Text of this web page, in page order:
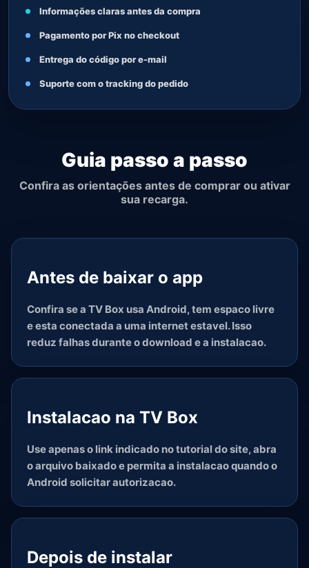
Informações claras antes da compra
Pagamento por Pix no checkout
Entrega do código por e-mail
Suporte com o tracking do pedido
Guia passo a passo
Confira as orientações antes de comprar ou ativar
sua recarga.
Antes de baixar o app
Confira se a TV Box usa Android, tem espaco livre
e esta conectada a uma internet estavel. Isso
reduz falhas durante o download e a instalacao.
Instalacao na TV Box
Use apenas o link indicado no tutorial do site, abra
o arquivo baixado e permita a instalacao quando o
Android solicitar autorizacao.
Depois de instalar